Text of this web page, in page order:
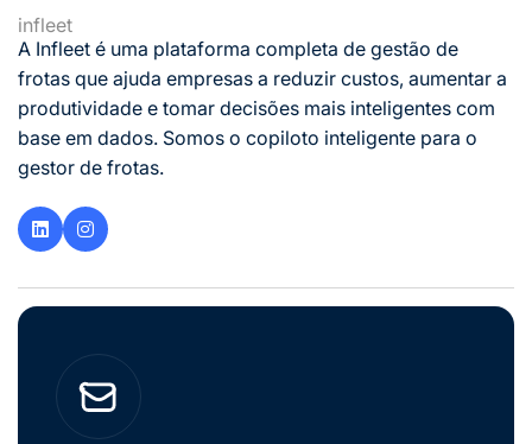
infleet
A Infleet é uma plataforma completa de gestão de
frotas que ajuda empresas a reduzir custos, aumentar a
produtividade e tomar decisões mais inteligentes com
base em dados. Somos o copiloto inteligente para o
gestor de frotas.